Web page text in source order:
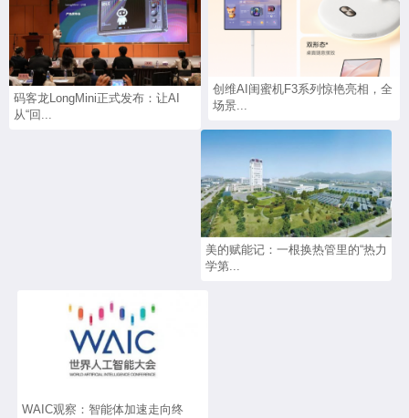
码客龙LongMini正式发布：让AI
从“回...
创维AI闺蜜机F3系列惊艳亮相，全
场景...
美的赋能记：一根换热管里的“热力
学第...
WAIC观察：智能体加速走向终